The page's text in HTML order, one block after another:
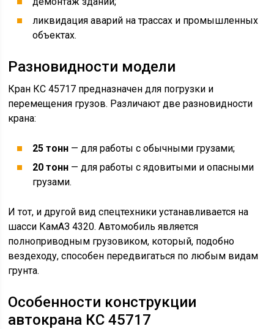
ликвидация аварий на трассах и промышленных
объектах.
Разновидности модели
Кран КС 45717 предназначен для погрузки и
перемещения грузов. Различают две разновидности
крана:
25 тонн — для работы с обычными грузами;
20 тонн — для работы с ядовитыми и опасными
грузами.
И тот, и другой вид спецтехники устанавливается на
шасси КамАЗ 4320. Автомобиль является
полноприводным грузовиком, который, подобно
вездеходу, способен передвигаться по любым видам
грунта.
Особенности конструкции
автокрана КС 45717